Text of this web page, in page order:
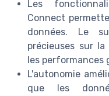
Les
Connect
données. Le
précieuses sur
les performances
L'autonomie
que les
★★★★★
★★★★★
Voir l'offre